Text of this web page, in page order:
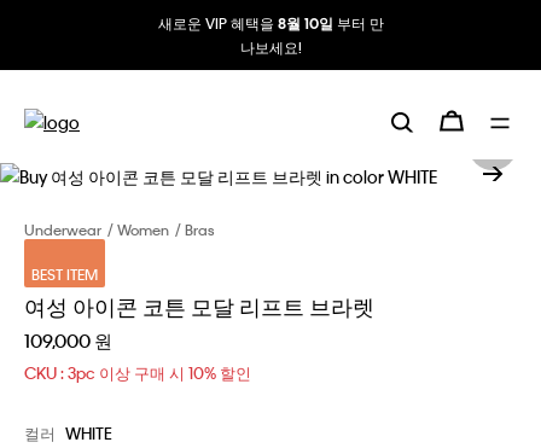
새로운 VIP 혜택을 8월 10일 부터 만
나보세요!
Underwear Women Bras
BEST ITEM
여성 아이콘 코튼 모달 리프트 브라렛
109,000 원
CKU : 3pc 이상 구매 시 10% 할인
컬러 WHITE